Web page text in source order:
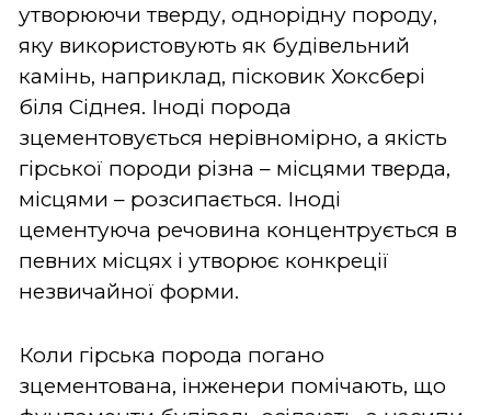
утворюючи тверду, однорідну породу,
яку використовують як будівельний
камінь, наприклад, пісковик Хоксбері
біля Сіднея. Іноді порода
зцементовується нерівномірно, а якість
гірської породи різна – місцями тверда,
місцями – розсипається. Іноді
цементуюча речовина концентрується в
певних місцях і утворює конкреції
незвичайної форми.
Коли гірська порода погано
зцементована, інженери помічають, що